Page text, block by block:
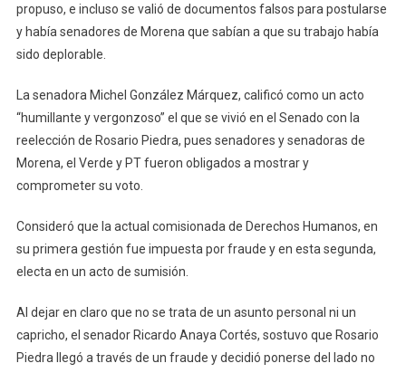
propuso, e incluso se valió de documentos falsos para postularse
y había senadores de Morena que sabían a que su trabajo había
sido deplorable.
La senadora Michel González Márquez, calificó como un acto
“humillante y vergonzoso” el que se vivió en el Senado con la
reelección de Rosario Piedra, pues senadores y senadoras de
Morena, el Verde y PT fueron obligados a mostrar y
comprometer su voto.
Consideró que la actual comisionada de Derechos Humanos, en
su primera gestión fue impuesta por fraude y en esta segunda,
electa en un acto de sumisión.
Al dejar en claro que no se trata de un asunto personal ni un
capricho, el senador Ricardo Anaya Cortés, sostuvo que Rosario
Piedra llegó a través de un fraude y decidió ponerse del lado no